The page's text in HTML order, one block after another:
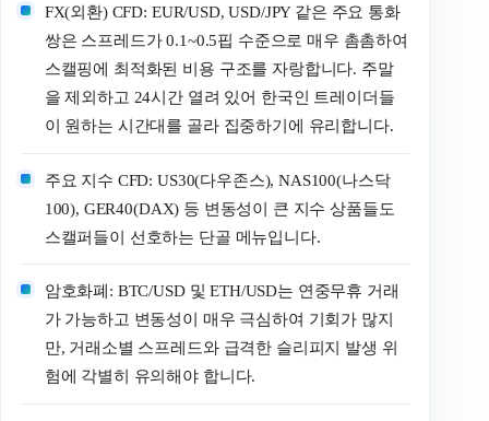
FX(외환) CFD: EUR/USD, USD/JPY 같은 주요 통화
쌍은 스프레드가 0.1~0.5핍 수준으로 매우 촘촘하여
스캘핑에 최적화된 비용 구조를 자랑합니다. 주말
을 제외하고 24시간 열려 있어 한국인 트레이더들
이 원하는 시간대를 골라 집중하기에 유리합니다.
주요 지수 CFD: US30(다우존스), NAS100(나스닥
100), GER40(DAX) 등 변동성이 큰 지수 상품들도
스캘퍼들이 선호하는 단골 메뉴입니다.
암호화폐: BTC/USD 및 ETH/USD는 연중무휴 거래
가 가능하고 변동성이 매우 극심하여 기회가 많지
만, 거래소별 스프레드와 급격한 슬리피지 발생 위
험에 각별히 유의해야 합니다.